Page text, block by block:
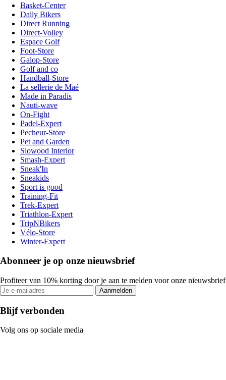
Basket-Center
Daily Bikers
Direct Running
Direct-Volley
Espace Golf
Foot-Store
Galop-Store
Golf and co
Handball-Store
La sellerie de Maé
Made in Paradis
Nauti-wave
On-Fight
Padel-Expert
Pecheur-Store
Pet and Garden
Slowood Interior
Smash-Expert
Sneak'In
Sneakids
Sport is good
Training-Fit
Trek-Expert
Triathlon-Expert
TripNBikers
Vélo-Store
Winter-Expert
Abonneer je op onze nieuwsbrief
Profiteer van 10% korting door je aan te melden voor onze nieuwsbrief
Aanmelden
Blijf verbonden
Volg ons op sociale media